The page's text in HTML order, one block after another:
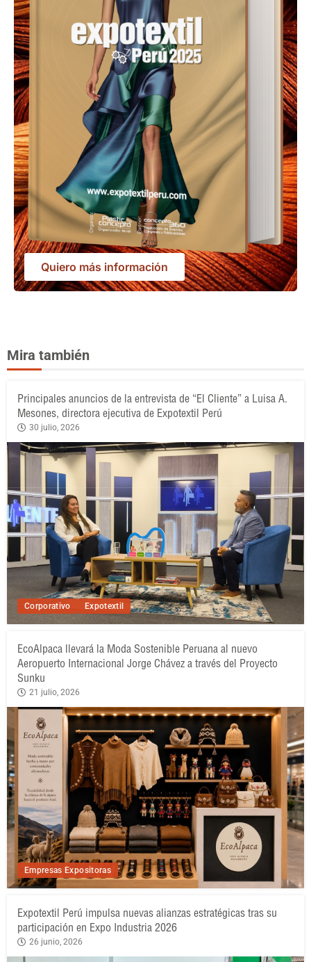
Quiero más información
Mira también
Corporativo Expotextil
Principales anuncios de la entrevista de “El Cliente” a Luisa A.
Mesones, directora ejecutiva de Expotextil Perú
30 julio, 2026
Empresas Expositoras
EcoAlpaca llevará la Moda Sostenible Peruana al nuevo
Aeropuerto Internacional Jorge Chávez a través del Proyecto
Sunku
21 julio, 2026
Expotextil Perú impulsa nuevas alianzas estratégicas tras su
participación en Expo Industria 2026
26 junio, 2026